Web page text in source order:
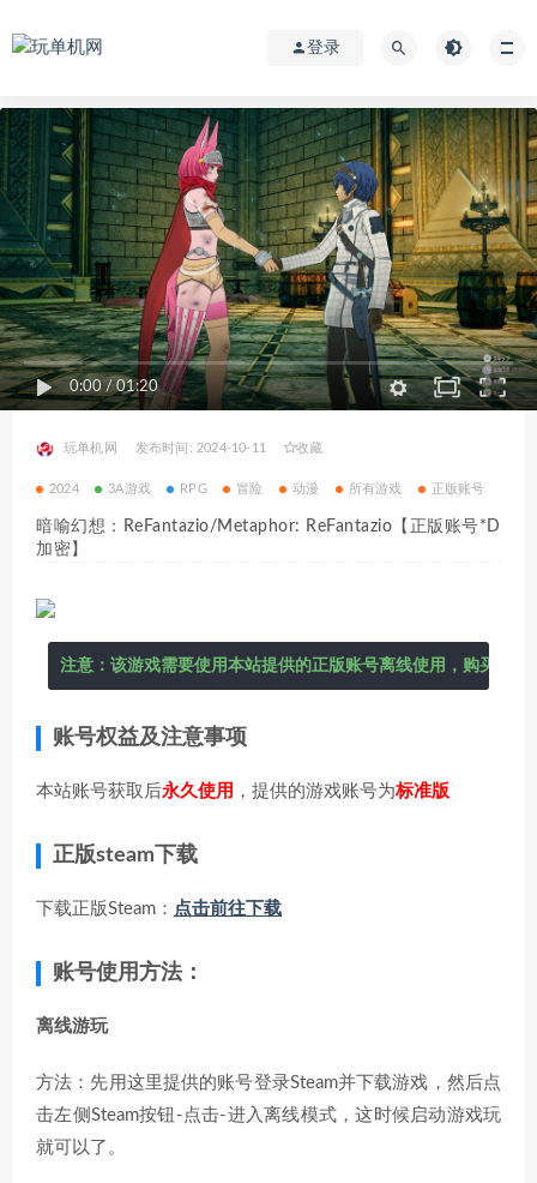
登录
0:00/01:20
玩单机网 发布时间: 2024-10-11 收藏
2024 3A游戏 RPG 冒险 动漫 所有游戏 正版账号
暗喻幻想：ReFantazio/Metaphor: ReFantazio【正版账号*D
加密】
账号权益及注意事项
本站账号获取后永久使用 ，提供的游戏账号为标准版
正版steam下载
下载正版Steam： 点击前往下载
账号使用方法：
离线游玩
方法：先用这里提供的账号登录Steam并下载游戏，然后点
击左侧Steam按钮-点击-进入离线模式，这时候启动游戏玩
就可以了。